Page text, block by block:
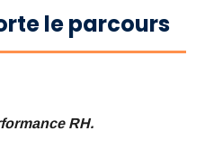
le parcours
RH.